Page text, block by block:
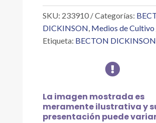
GR
SKU: 233910 Categorías:
DICKINSON, Medios de Cultivo
Etiqueta: BECTON DICKINSON

La imagen mostrada es
meramente ilustrativa y
presentación puede